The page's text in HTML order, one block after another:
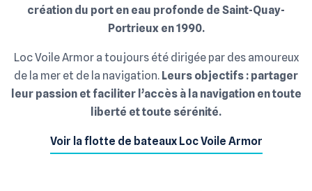
création du port en eau profonde de Saint-Quay-
Portrieux en 1990.
Loc Voile Armor a toujours été dirigée par des amoureux
de la mer et de la navigation. Leurs objectifs : partager
leur passion et faciliter l’accès à la navigation en toute
liberté et toute sérénité.
Voir la flotte de bateaux Loc Voile Armor